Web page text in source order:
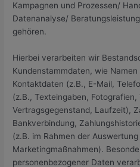
Kampagnen und Prozessen/
Datenanalyse/
gehören.
Hierbei verarbeiten wir
Kundenstammdaten, wie Namen
Kontaktdaten (z.B., E-Mail,
(z.B., Texteingaben, Fotografien,
Vertragsgegenstand, Laufzeit),
Bankverbindung,
(z.B. im Rahmen der
Marketingmaßnahmen).
personenbezogener Daten